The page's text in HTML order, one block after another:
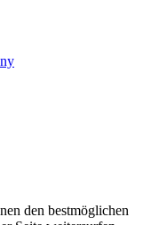
den bestmöglichen